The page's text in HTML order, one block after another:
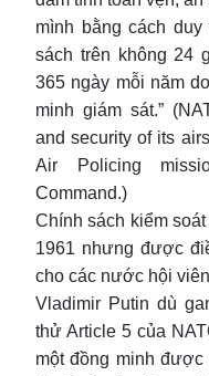
mình bằng cách
sách trên không 24
365 ngày mỗi năm
minh giám sát.”
and security of its
Air Policing
Command.)
Chính sách kiểm
1961 nhưng được
cho các nước hội
Vladimir Putin dù
thử Article 5 của
một đồng minh được